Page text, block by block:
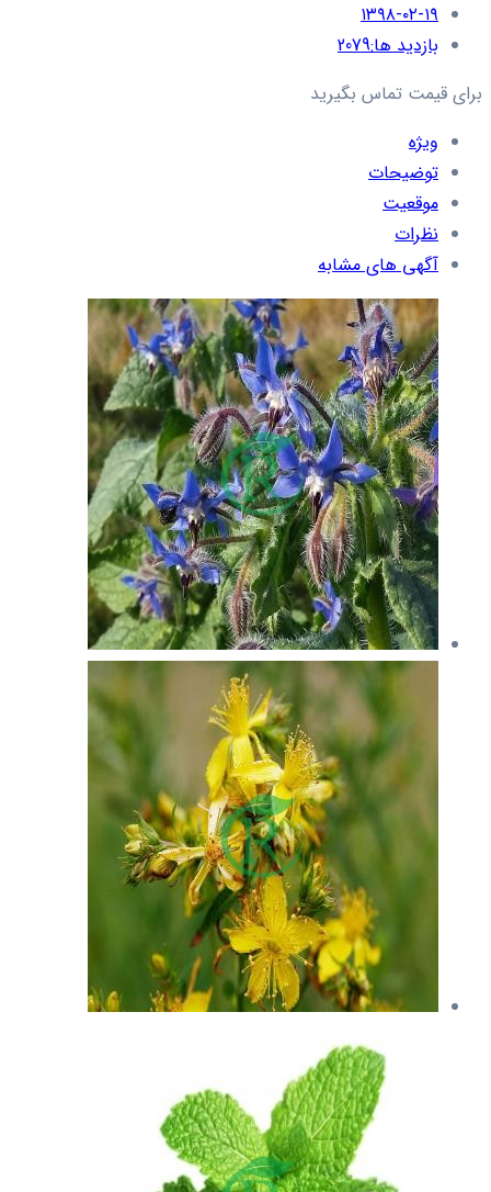
۱۳۹۸-۰۲-۱۹
بازدید ها:2079
برای قیمت تماس بگیرید
ویژه
توضیحات
موقعیت
نظرات
آگهی های مشابه